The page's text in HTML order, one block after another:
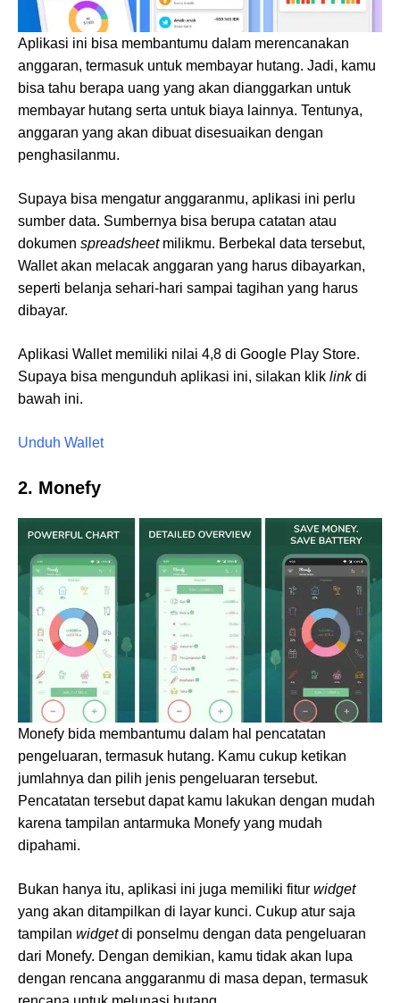
Aplikasi ini bisa membantumu dalam merencanakan
anggaran, termasuk untuk membayar hutang. Jadi, kamu
bisa tahu berapa uang yang akan dianggarkan untuk
membayar hutang serta untuk biaya lainnya. Tentunya,
anggaran yang akan dibuat disesuaikan dengan
penghasilanmu.
Supaya bisa mengatur anggaranmu, aplikasi ini perlu
sumber data. Sumbernya bisa berupa catatan atau
dokumen spreadsheetmilikmu. Berbekal data tersebut,
Wallet akan melacak anggaran yang harus dibayarkan,
seperti belanja sehari-hari sampai tagihan yang harus
dibayar.
Aplikasi Wallet memiliki nilai 4,8 di Google Play Store.
Supaya bisa mengunduh aplikasi ini, silakan klik linkdi
bawah ini.
Unduh Wallet
2. Monefy
Monefy bida membantumu dalam hal pencatatan
pengeluaran, termasuk hutang. Kamu cukup ketikan
jumlahnya dan pilih jenis pengeluaran tersebut.
Pencatatan tersebut dapat kamu lakukan dengan mudah
karena tampilan antarmuka Monefy yang mudah
dipahami.
Bukan hanya itu, aplikasi ini juga memiliki fitur widget
yang akan ditampilkan di layar kunci. Cukup atur saja
tampilan widgetdi ponselmu dengan data pengeluaran
dari Monefy. Dengan demikian, kamu tidak akan lupa
dengan rencana anggaranmu di masa depan, termasuk